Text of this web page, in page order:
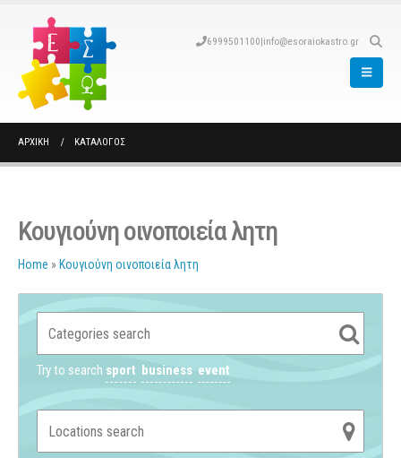
6999501100|info@esoraiokastro.gr
ΑΡΧΙΚΉ ΚΑΤΆΛΟΓΟΣ
Κουγιούνη οινοποιεία λητη
Home » Κουγιούνη οινοποιεία λητη
Try to search sport business event